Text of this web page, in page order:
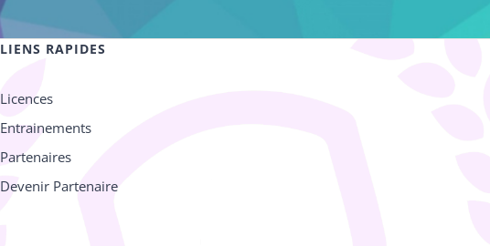
LIENS RAPIDES
Licences
Entrainements
Partenaires
Devenir Partenaire